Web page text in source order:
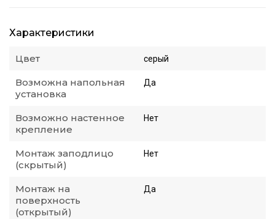
Характеристики
Цвет серый
Возможна напольная
установка
Да
Возможно настенное
крепление
Нет
Монтаж заподлицо
(скрытый)
Нет
Монтаж на
поверхность
(открытый)
Да